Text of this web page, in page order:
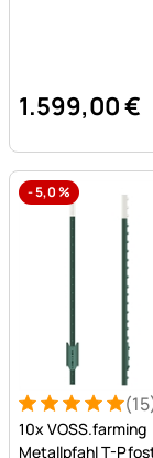
1.599,00€
-5,0%
Bewertung: 5
15 Bewertungen
10x VOSS.farming
Metallpfahl T-